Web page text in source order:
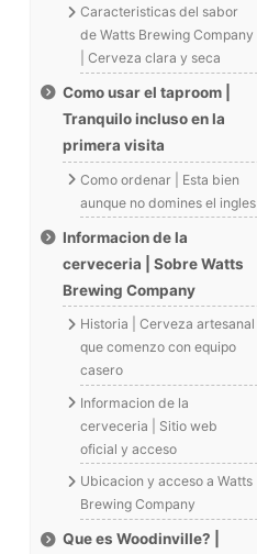
Caracteristicas del sabor
de Watts Brewing Company
| Cerveza clara y seca
Como usar el taproom |
Tranquilo incluso en la
primera visita
Como ordenar | Esta bien
aunque no domines el ingles
Informacion de la
cerveceria | Sobre Watts
Brewing Company
Historia | Cerveza artesanal
que comenzo con equipo
casero
Informacion de la
cerveceria | Sitio web
oficial y acceso
Ubicacion y acceso a Watts
Brewing Company
Que es Woodinville? |